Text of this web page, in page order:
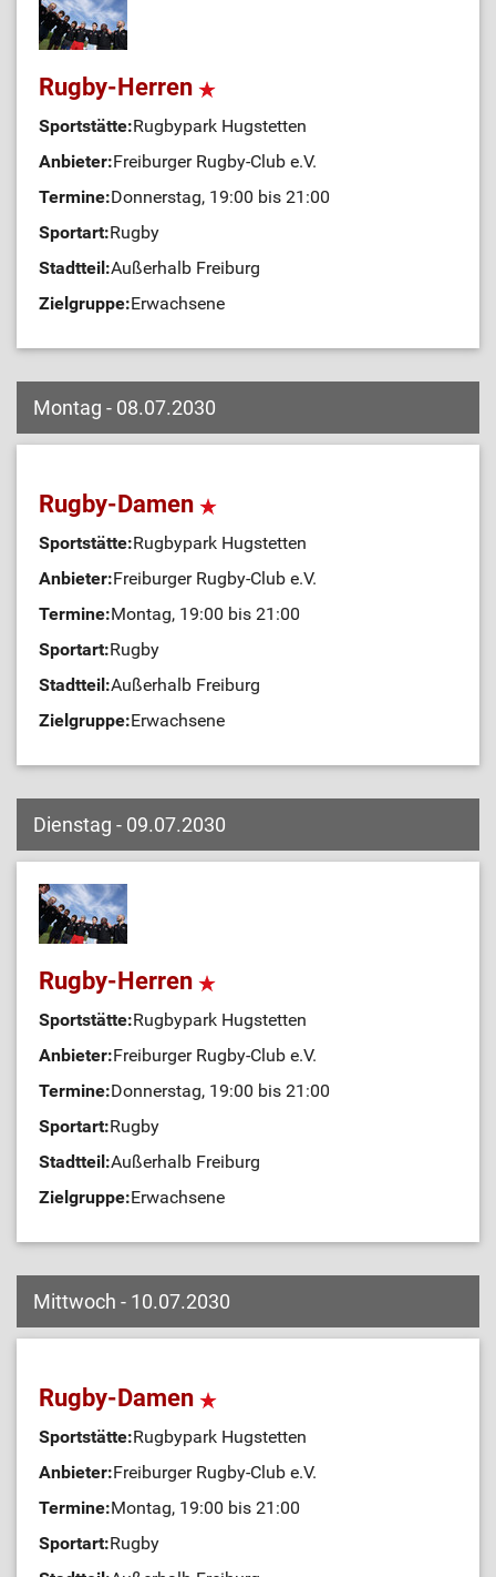
Rugby-Herren
Sportstätte:Rugbypark Hugstetten
Anbieter:Freiburger Rugby-Club e.V.
Termine:Donnerstag, 19:00 bis 21:00
Sportart:Rugby
Stadtteil:Außerhalb Freiburg
Zielgruppe:Erwachsene
Montag - 08.07.2030
Rugby-Damen
Sportstätte:Rugbypark Hugstetten
Anbieter:Freiburger Rugby-Club e.V.
Termine:Montag, 19:00 bis 21:00
Sportart:Rugby
Stadtteil:Außerhalb Freiburg
Zielgruppe:Erwachsene
Dienstag - 09.07.2030
Rugby-Herren
Sportstätte:Rugbypark Hugstetten
Anbieter:Freiburger Rugby-Club e.V.
Termine:Donnerstag, 19:00 bis 21:00
Sportart:Rugby
Stadtteil:Außerhalb Freiburg
Zielgruppe:Erwachsene
Mittwoch - 10.07.2030
Rugby-Damen
Sportstätte:Rugbypark Hugstetten
Anbieter:Freiburger Rugby-Club e.V.
Termine:Montag, 19:00 bis 21:00
Sportart:Rugby